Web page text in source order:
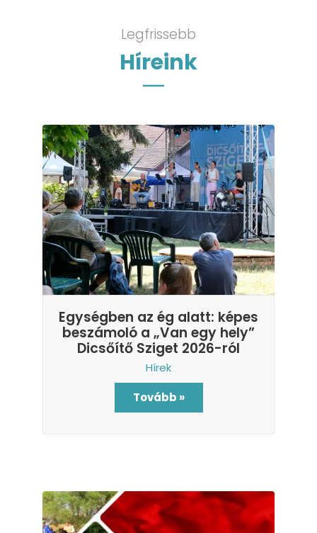
Legfrissebb
Híreink
Egységben az ég alatt: képes
beszámoló a „Van egy hely”
Dicsőítő Sziget 2026-ról
Hírek
Tovább »